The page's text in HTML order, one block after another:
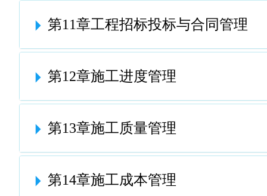
第11章工程招标投标与合同管理
第12章施工进度管理
第13章施工质量管理
第14章施工成本管理